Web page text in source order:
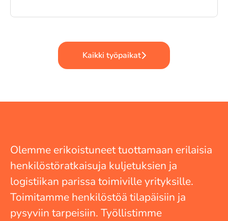
Kaikki työpaikat
Olemme erikoistuneet tuottamaan erilaisia
henkilöstöratkaisuja kuljetuksien ja
logistiikan parissa toimiville yrityksille.
Toimitamme henkilöstöä tilapäisiin ja
pysyviin tarpeisiin. Työllistimme